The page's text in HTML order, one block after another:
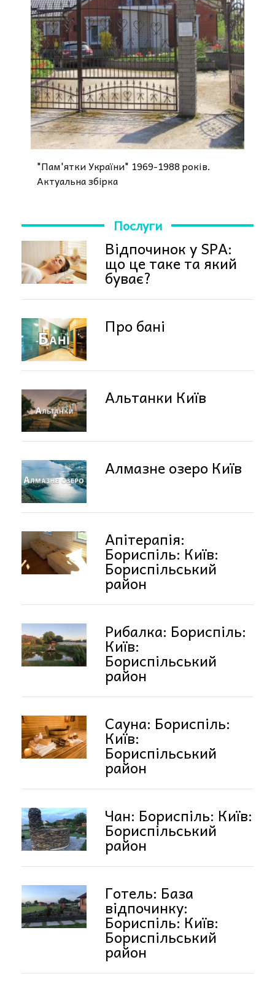
"Пам'ятки України" 1969-1988 років.
Актуальна збірка
Послуги
Відпочинок у SPA:
що це таке та який
буває?
Про бані
Альтанки Київ
Алмазне озеро Київ
Апітерапія:
Бориспіль: Київ:
Бориспільський
район
Рибалка: Бориспіль:
Київ:
Бориспільський
район
Сауна: Бориспіль:
Київ:
Бориспільський
район
Чан: Бориспіль: Київ:
Бориспільський
район
Готель: База
відпочинку:
Бориспіль: Київ:
Бориспільський
район